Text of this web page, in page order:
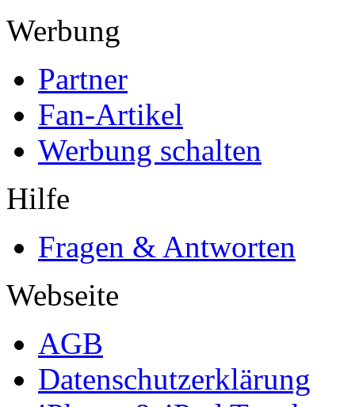
Werbung
Partner
Fan-Artikel
Werbung schalten
Hilfe
Fragen & Antworten
Webseite
AGB
Datenschutzerklärung